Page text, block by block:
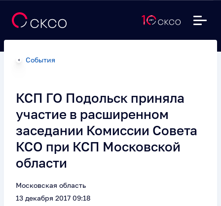
События
КСП ГО Подольск приняла
участие в расширенном
заседании Комиссии Совета
КСО при КСП Московской
области
Московская область
13 декабря 2017 09:18